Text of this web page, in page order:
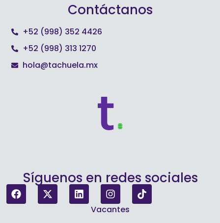
Contáctanos
+52 (998) 352 4426
+52 (998) 313 1270
hola@tachuela.mx
Síguenos en redes sociales
Vacantes